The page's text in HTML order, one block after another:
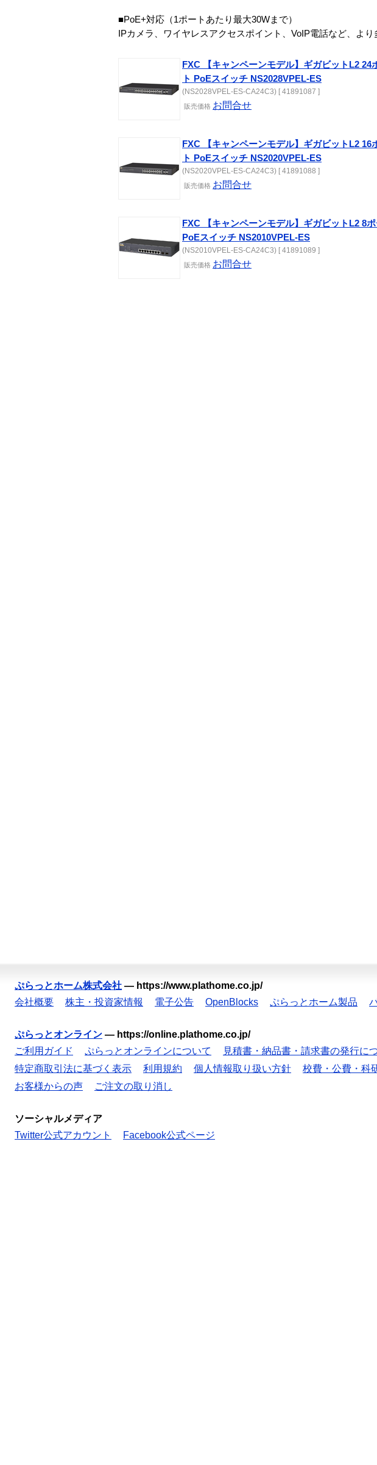
■PoE+対応（1ポートあたり最大30Wまで）
IPカメラ、ワイヤレスアクセスポイント、VoIP電話など、よ
FXC 【キャンペーンモデル】ギガビットL2 24
ト PoEスイッチ NS2028VPEL-ES
(NS2028VPEL-ES-CA24C3) [ 41891087 ]
販売価格 お問合せ
FXC 【キャンペーンモデル】ギガビットL2 16
ト PoEスイッチ NS2020VPEL-ES
(NS2020VPEL-ES-CA24C3) [ 41891088 ]
販売価格 お問合せ
FXC 【キャンペーンモデル】ギガビットL2 8ポ
PoEスイッチ NS2010VPEL-ES
(NS2010VPEL-ES-CA24C3) [ 41891089 ]
販売価格 お問合せ
ぷらっとホーム株式会社 — https://www.plathome.co.jp/
会社概要
株主・投資家情報 電子公告 OpenBlocks ぷらっとホーム製品
ぷらっとオンライン — https://online.plathome.co.jp/
ご利用ガイド
ぷらっとオンラインについて 見積書・納品書・請求書の発行に
特定商取引法に基づく表示
利用規約 個人情報取り扱い方針 校費・公費・科
お客様からの声
ご注文の取り消し
ソーシャルメディア
Twitter公式アカウント
Facebook公式ページ